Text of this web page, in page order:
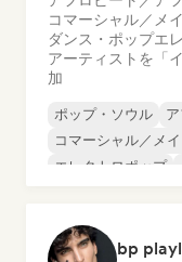
コマーシャル／メ
ダンス・ポップエ
アーティストを「
加
ポップ・ソウル
コマーシャル／メ
エレクトロポップ
bp